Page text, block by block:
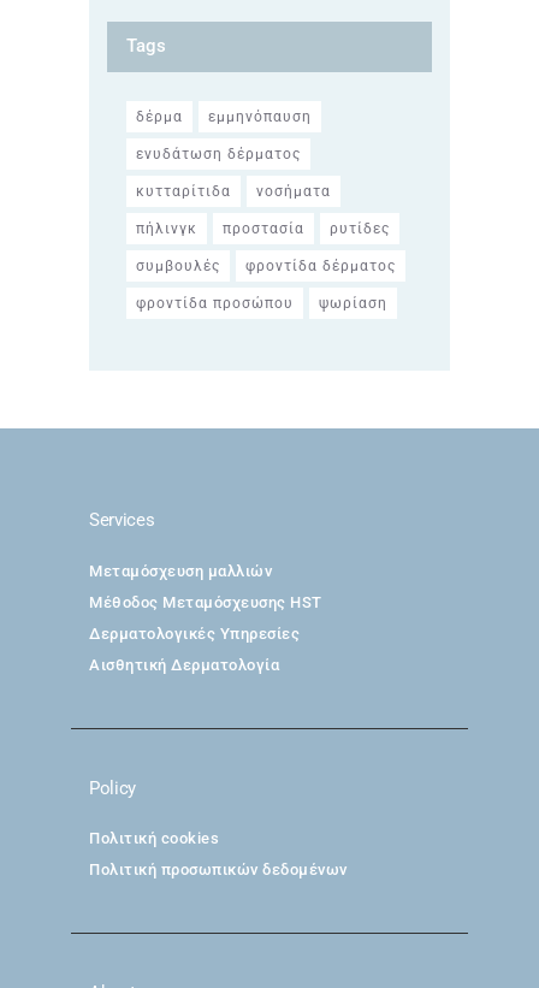
Tags
δέρμα εμμηνόπαυση
ενυδάτωση δέρματος
κυτταρίτιδα νοσήματα
πήλινγκ προστασία ρυτίδες
συμβουλές φροντίδα δέρματος
φροντίδα προσώπου ψωρίαση
Services
Μεταμόσχευση μαλλιών
Μέθοδος Μεταμόσχευσης HST
Δερματολογικές Υπηρεσίες
Αισθητική Δερματολογία
Policy
Πολιτική cookies
Πολιτική προσωπικών δεδομένων